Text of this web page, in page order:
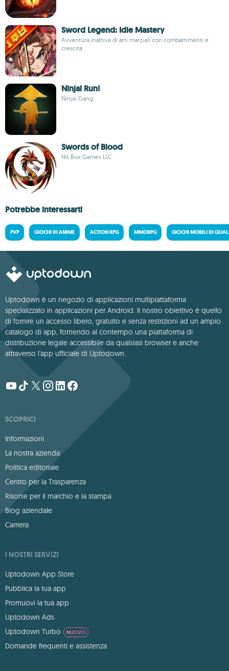
Sword Legend: Idle Mastery
Avventura inattiva di arti marziali con combattimenti e
crescita
Ninjai Run!
Ninjai Gang
Swords of Blood
Hit Box Games LLC
Potrebbe interessarti
PVP GIOCHI DI ANIME ACTION RPG MMORPG GIOCHI MOBILI DI
Uptodown è un negozio di applicazioni multipiattaforma
specializzato in applicazioni per Android. Il nostro obiettivo è quello
di fornire un accesso libero, gratuito e senza restrizioni ad un ampio
catalogo di app, fornendo al contempo una piattaforma di
distribuzione legale accessibile da qualsiasi browser e anche
attraverso l'app ufficiale di Uptodown.
SCOPRICI
Informazioni
La nostra azienda
Politica editoriale
Centro per la Trasparenza
Risorse per il marchio e la stampa
Blog aziendale
Carriera
I NOSTRI SERVIZI
Uptodown App Store
Pubblica la tua app
Promuovi la tua app
Uptodown Ads
Uptodown Turbo
NUOVO
Domande frequenti e assistenza